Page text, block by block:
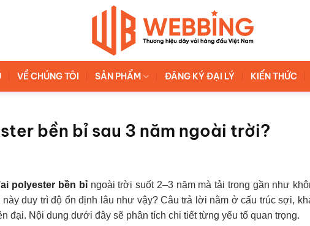
VỀ CHÚNG TÔI SẢN PHẨM ĐĂNG KÝ ĐẠI LÝ KIẾN THỨC
bền bỉ sau 3 năm ngoài trời?
polyester bền bỉngoài trời suốt 2–3 năm mà tải trọng gần như
duy trì độ ổn định lâu như vậy? Câu trả lời nằm ở cấu trúc sợi,
đại. Nội dung dưới đây sẽ phân tích chi tiết từng yếu tố quan trọng.